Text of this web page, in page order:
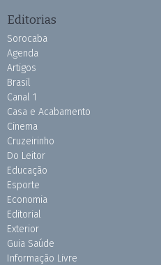
Editorias
Sorocaba
Agenda
Artigos
Brasil
Canal 1
Casa e Acabamento
Cinema
Cruzeirinho
Do Leitor
Educação
Esporte
Economia
Editorial
Exterior
Guia Saúde
Informação Livre